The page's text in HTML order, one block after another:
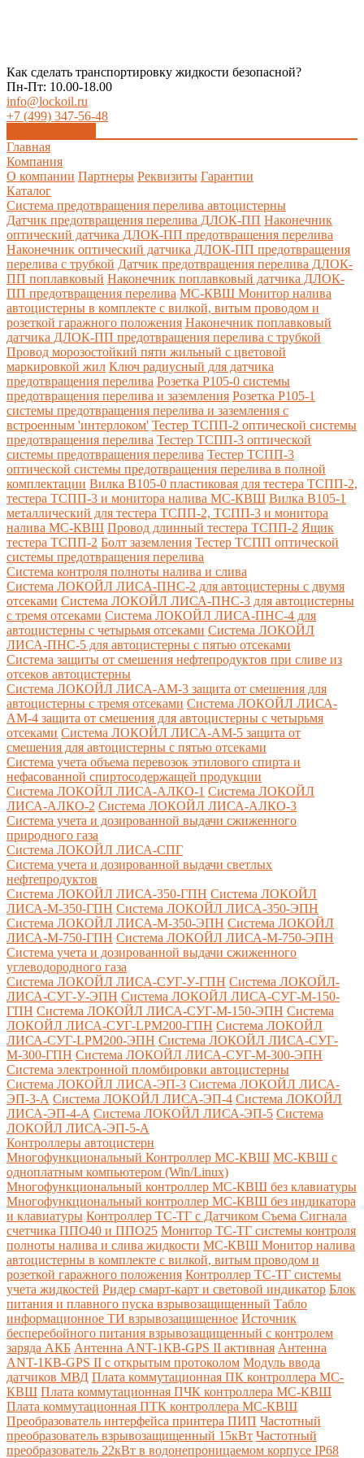
Как сделать транспортировку жидкости безопасной?
Пн-Пт: 10.00-18.00
info@lockoil.ru
+7 (499) 347-56-48
Главная
Компания
О компании Партнеры Реквизиты Гарантии
Каталог
Система предотвращения перелива автоцистерны
Датчик предотвращения перелива ДЛОК-ПП Наконечник
оптический датчика ДЛОК-ПП предотвращения перелива
Наконечник оптический датчика ДЛОК-ПП предотвращения
перелива с трубкой Датчик предотвращения перелива ДЛОК-
ПП поплавковый Наконечник поплавковый датчика ДЛОК-
ПП предотвращения перелива МС-КВШ Монитор налива
автоцистерны в комплекте с вилкой, витым проводом и
розеткой гаражного положения Наконечник поплавковый
датчика ДЛОК-ПП предотвращения перелива с трубкой
Провод морозостойкий пяти жильный с цветовой
маркировкой жил Ключ радиусный для датчика
предотвращения перелива Розетка Р105-0 системы
предотвращения перелива и заземления Розетка Р105-1
системы предотвращения перелива и заземления с
встроенным 'интерлоком' Тестер ТСПП-2 оптической системы
предотвращения перелива Тестер ТСПП-3 оптической
системы предотвращения перелива Тестер ТСПП-3
оптической системы предотвращения перелива в полной
комплектации Вилка В105-0 пластиковая для тестера ТСПП-2,
тестера ТСПП-3 и монитора налива МС-КВШ Вилка В105-1
металлический для тестера ТСПП-2, ТСПП-3 и монитора
налива МС-КВШ Провод длинный тестера ТСПП-2 Ящик
тестера ТСПП-2 Болт заземления Тестер ТСПП оптической
системы предотвращения перелива
Cистема контроля полноты налива и слива
Система ЛОКОЙЛ ЛИСА-ПНС-2 для автоцистерны с двумя
отсеками Система ЛОКОЙЛ ЛИСА-ПНС-3 для автоцистерны
с тремя отсеками Система ЛОКОЙЛ ЛИСА-ПНС-4 для
автоцистерны с четырьмя отсеками Система ЛОКОЙЛ
ЛИСА-ПНС-5 для автоцистерны с пятью отсеками
Система защиты от смешения нефтепродуктов при сливе из
отсеков автоцистерны
Система ЛОКОЙЛ ЛИСА-AM-3 защита от смешения для
автоцистерны с тремя отсеками Система ЛОКОЙЛ ЛИСА-
AM-4 защита от смешения для автоцистерны с четырьмя
отсеками Система ЛОКОЙЛ ЛИСА-AM-5 защита от
смешения для автоцистерны с пятью отсеками
Система учета объема перевозок этилового спирта и
нефасованной спиртосодержащей продукции
Система ЛОКОЙЛ ЛИСА-AЛКО-1 Система ЛОКОЙЛ
ЛИСА-АЛКО-2 Система ЛОКОЙЛ ЛИСА-АЛКО-3
Система учета и дозированной выдачи сжиженного
природного газа
Система ЛОКОЙЛ ЛИСА-СПГ
Система учета и дозированной выдачи светлых
нефтепродуктов
Система ЛОКОЙЛ ЛИСА-350-ГПН Система ЛОКОЙЛ
ЛИСА-М-350-ГПН Система ЛОКОЙЛ ЛИСА-350-ЭПН
Система ЛОКОЙЛ ЛИСА-М-350-ЭПН Система ЛОКОЙЛ
ЛИСА-М-750-ГПН Система ЛОКОЙЛ ЛИСА-М-750-ЭПН
Система учета и дозированной выдачи сжиженного
углеводородного газа
Система ЛОКОЙЛ ЛИСА-СУГ-У-ГПН Система ЛОКОЙЛ-
ЛИСА-СУГ-У-ЭПН Система ЛОКОЙЛ ЛИСА-СУГ-М-150-
ГПН Система ЛОКОЙЛ ЛИСА-СУГ-М-150-ЭПН Система
ЛОКОЙЛ ЛИСА-СУГ-LPM200-ГПН Система ЛОКОЙЛ
ЛИСА-СУГ-LPM200-ЭПН Система ЛОКОЙЛ ЛИСА-СУГ-
М-300-ГПН Система ЛОКОЙЛ ЛИСА-СУГ-М-300-ЭПН
Система электронной пломбировки автоцистерны
Система ЛОКОЙЛ ЛИСА-ЭП-3 Система ЛОКОЙЛ ЛИСА-
ЭП-3-А Система ЛОКОЙЛ ЛИСА-ЭП-4 Система ЛОКОЙЛ
ЛИСА-ЭП-4-А Система ЛОКОЙЛ ЛИСА-ЭП-5 Система
ЛОКОЙЛ ЛИСА-ЭП-5-А
Контроллеры автоцистерн
Многофункциональный Контроллер МС-КВШ МС-КВШ с
одноплатным компьютером (Win/Linux)
Многофункциональный контроллер МС-КВШ без клавиатуры
Многофункциональный контроллер МС-КВШ без индикатора
и клавиатуры Контроллер ТС-ТГ с Датчиком Съема Сигнала
счетчика ППО40 и ППО25 Монитор ТС-ТГ системы контроля
полноты налива и слива жидкости МС-КВШ Монитор налива
автоцистерны в комплекте с вилкой, витым проводом и
розеткой гаражного положения Контроллер ТС-ТГ системы
учета жидкостей Ридер смарт-карт и световой индикатор Блок
питания и плавного пуска взрывозащищенный Табло
информационное ТИ взрывозащищенное Источник
бесперебойного питания взрывозащищенный с контролем
заряда АКБ Антенна ANT-1КВ-GPS II активная Антенна
ANT-1КВ-GPS II с открытым протоколом Модуль ввода
датчиков МВД Плата коммутационная ПК контроллера МС-
КВШ Плата коммутационная ПЧК контроллера МС-КВШ
Плата коммутационная ПТК контроллера МС-КВШ
Преобразователь интерфейса принтера ПИП Частотный
преобразователь взрывозащищенный 15кВт Частотный
преобразователь 22кВт в водонепроницаемом корпусе IP68